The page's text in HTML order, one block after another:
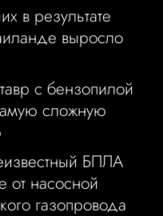
в результате
выросло
с бензопилой
сложную
БПЛА
от насосной
газопровода